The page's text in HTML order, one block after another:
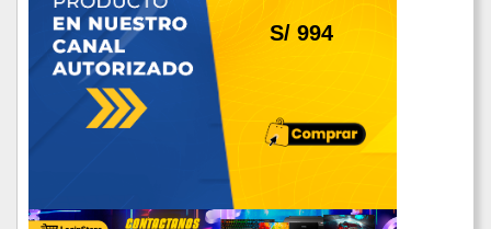
S/ 994